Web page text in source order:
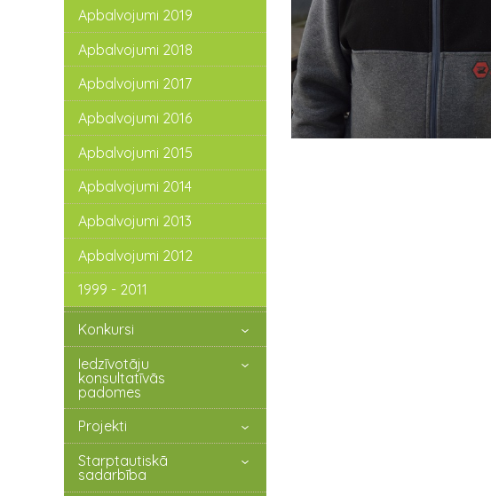
Apbalvojumi 2019
Apbalvojumi 2018
Apbalvojumi 2017
Apbalvojumi 2016
Apbalvojumi 2015
Apbalvojumi 2014
Apbalvojumi 2013
Apbalvojumi 2012
1999 - 2011
Konkursi
Iedzīvotāju
konsultatīvās
padomes
Projekti
Starptautiskā
sadarbība